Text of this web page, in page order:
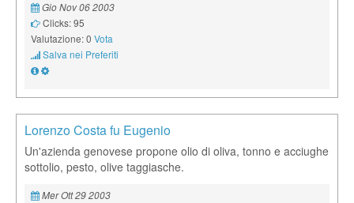
Gio Nov 06 2003
Clicks: 95
Valutazione: 0 Vota
Salva nei Preferiti
Lorenzo Costa fu Eugenio
Un'azienda genovese propone olio di oliva, tonno e acciughe
sottolio, pesto, olive taggiasche.
Mer Ott 29 2003